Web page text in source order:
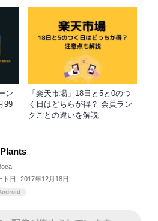
ン
99
「楽天市場」18日と5と0のつ
く日はどちらが得？ 会員ラン
クごとの違いを解説
ト日: 2017年12月18日